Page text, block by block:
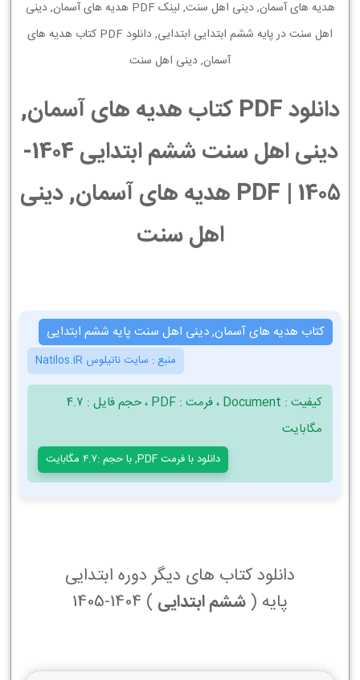
هدیه های آسمان, دینی اهل سنت, لینک PDF هدیه های آسمان, دینی
اهل سنت در پایه ششم ابتدایی ابتدایی, دانلود PDF کتاب هدیه های
آسمان, دینی اهل سنت
دانلود PDF کتاب هدیه های آسمان,
دینی اهل سنت ششم ابتدایی 1404-
1405 | PDF هدیه های آسمان, دینی
اهل سنت
کتاب هدیه های آسمان, دینی اهل سنت پایه ششم ابتدایی
منبع : سایت ناتیلوس Natilos.iR
کیفیت : Document ، فرمت : PDF ، حجم فایل : 4.7
مگابایت
دانلود با فرمت PDF, با حجم :4.7 مگابایت
دانلود کتاب های دیگر دوره ابتدایی
پایه (ششم ابتدایی ) 1404-1405